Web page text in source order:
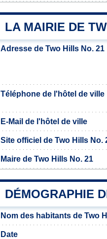
LA MAIRIE DE
Adresse de Two Hills No. 21
Téléphone de l'hôtel de ville
E-Mail de l'hôtel de ville
Site officiel de Two Hills No.
Maire de Two Hills No. 21
DÉMOGRAPHIE
Nom des habitants de Two
Date